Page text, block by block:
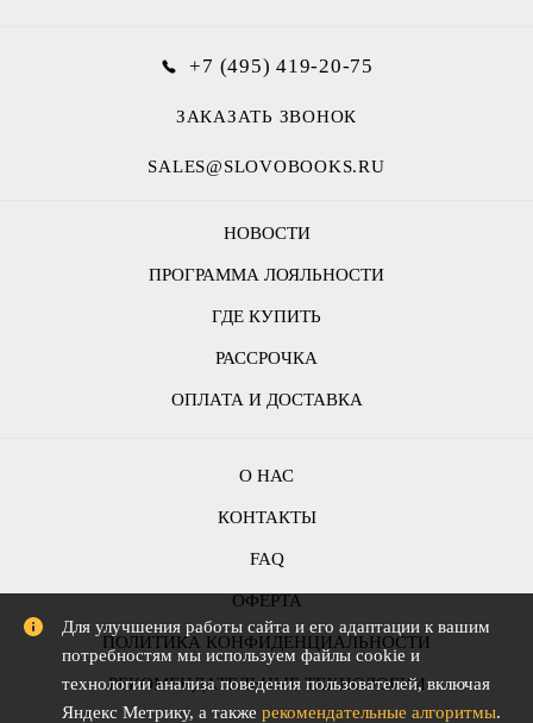
НОВОСТИ
ПРОГРАММА ЛОЯЛЬНОСТИ
ГДЕ КУПИТЬ
РАССРОЧКА
ОПЛАТА И ДОСТАВКА
О НАС
КОНТАКТЫ
FAQ
ОФЕРТА
ПОЛИТИКА КОНФИДЕНЦИАЛЬНОСТИ
РЕКОМЕНДАТЕЛЬНЫЕ ТЕХНОЛОГИИ
+7 (495) 419-20-75
ЗАКАЗАТЬ ЗВОНОК
SALES@SLOVOBOOKS.RU
Для улучшения работы сайта и его адаптации к вашим
потребностям мы используем файлы cookie и
технологии анализа поведения пользователей, включая
Яндекс Метрику, а также рекомендательные алгоритмы.